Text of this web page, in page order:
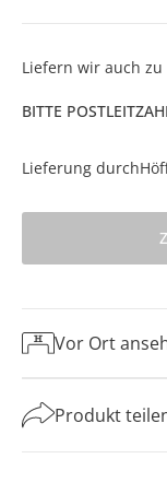
Liefern wir auch zu
BITTE
Lieferung durch
Vor Ort
Produkt